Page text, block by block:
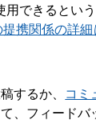
できるという
携関係の詳細
するか、 コミ
、フィードバ